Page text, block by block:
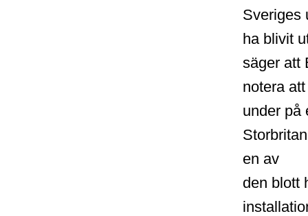
Sveriges
ha blivit
säger att
notera
under på
en av
den blott